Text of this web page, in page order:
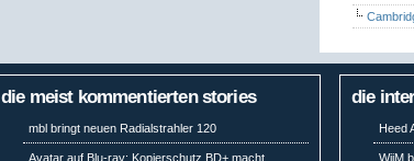
die meist kommentierten stories
mbl bringt neuen Radialstrahler 120
Avatar auf Blu-ray: Kopierschutz BD+ macht
die
Heed
WiiM